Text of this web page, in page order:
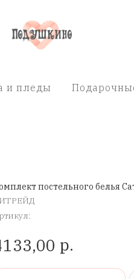
и пледы
постельного белья
р.